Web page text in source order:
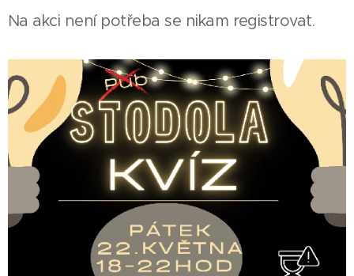
Na akci není potřeba se nikam registrovat.